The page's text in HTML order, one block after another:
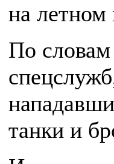
на летном
По словам
танки и